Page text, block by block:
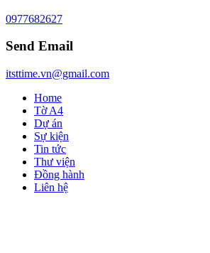
0977682627
Send Email
itsttime.vn@gmail.com
Home
Tờ A4
Dự án
Sự kiện
Tin tức
Thư viện
Đồng hành
Liên hệ